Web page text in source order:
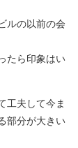
ルの以前の会
たら印象はい
工夫して今ま
部分が大きい